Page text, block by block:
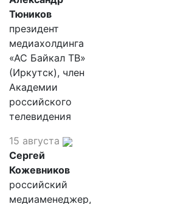
Тюников
президент
медиахолдинга
«АС Байкал ТВ»
(Иркутск), член
Академии
российского
телевидения
15 августа
Сергей
Кожевников
российский
медиаменеджер,